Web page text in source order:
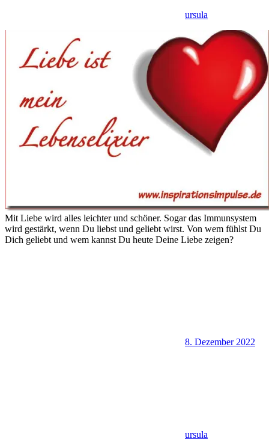
ursula
Mit Liebe wird alles leichter und schöner. Sogar das Immunsystem
wird gestärkt, wenn Du liebst und geliebt wirst. Von wem fühlst Du
Dich geliebt und wem kannst Du heute Deine Liebe zeigen?
8. Dezember 2022
ursula